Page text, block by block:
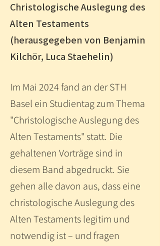
Christologische Auslegung des
Alten Testaments
(herausgegeben von Benjamin
Kilchör, Luca Staehelin)
Im Mai 2024 fand an der STH
Basel ein Studientag zum Thema
"Christologische Auslegung des
Alten Testaments" statt. Die
gehaltenen Vorträge sind in
diesem Band abgedruckt. Sie
gehen alle davon aus, dass eine
christologische Auslegung des
Alten Testaments legitim und
notwendig ist – und fragen